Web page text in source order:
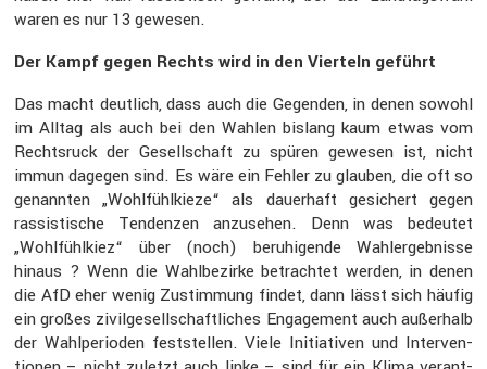
waren es nur 13 gewesen.
Der Kampf gegen Rechts wird in den Vierteln geführt
Das macht deutlich, dass auch die Gegenden, in denen sowohl
im Alltag als auch bei den Wahlen bislang kaum etwas vom
Rechts­ruck der Gesell­schaft zu spüren gewesen ist, nicht
immun dagegen sind. Es wäre ein Fehler zu glauben, die oft so
genannten „Wohlfühl­kieze“ als dauer­haft gesichert gegen
rassis­ti­sche Tendenzen anzusehen. Denn was bedeutet
„Wohlfühl­kiez“ über (noch) beruhi­gende Wahler­geb­nisse
hinaus ? Wenn die Wahlbe­zirke betrachtet werden, in denen
die AfD eher wenig Zustim­mung findet, dann lässt sich häufig
ein großes zivil­ge­sell­schaft­li­ches Engage­ment auch außer­halb
der Wahlpe­ri­oden feststellen. Viele Initia­tiven und Inter­ven­